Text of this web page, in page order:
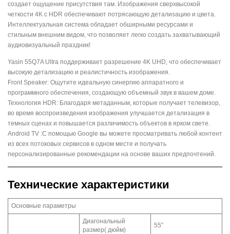
создает ощущение присутствия там. Изображения сверхвысокой
четкости 4K с HDR обеспечивают потрясающую детализацию и цвета.
Интеллектуальная система обладает обширными ресурсами и
стильным внешним видом, что позволяет легко создать захватывающий
аудиовизуальный праздник!
Yasin 55Q7A Ultra поддерживает разрешение 4K UHD, что обеспечивает
высокую детализацию и реалистичность изображения.
Front Speaker: Ощутите идеальную синергию аппаратного и
программного обеспечения, создающую объемный звук в вашем доме.
Технология HDR: Благодаря метаданным, которые получает телевизор,
во время воспроизведения изображения улучшается детализация в
темных сценах и повышается различимость объектов в ярком свете.
Android TV :С помощью Google вы можете просматривать любой контент
из всех потоковых сервисов в одном месте и получать
персонализированные рекомендации на основе ваших предпочтений.
Технические характеристики
Основные параметры
Диагональный
размер( дюйм)
55″